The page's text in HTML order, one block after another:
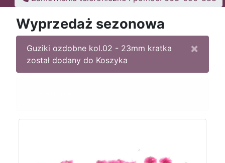
Wyprzedaż sezonowa
×
Guziki ozdobne kol.02 - 23mm kratka
został dodany do Koszyka